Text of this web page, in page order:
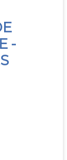
-